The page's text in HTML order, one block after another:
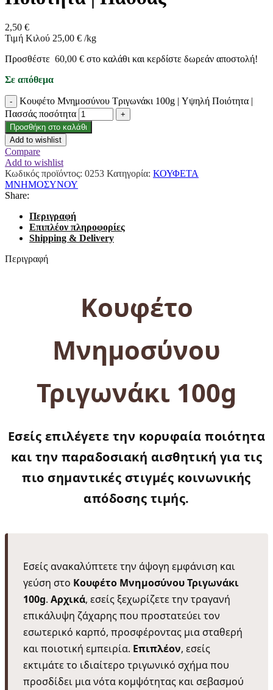
2,50 €
Τιμή Κιλού 25,00 € /kg
Προσθέστε 60,00 € στο καλάθι και κερδίστε δωρεάν αποστολή!
Σε απόθεμα
Κουφέτο Μνημοσύνου Τριγωνάκι 100g | Υψηλή Ποιότητα |
Πασσάς ποσότητα
Προσθήκη στο καλάθι
Add to wishlist
Compare
Add to wishlist
Κωδικός προϊόντος: 0253 Κατηγορία: ΚΟΥΦΕΤΑ
ΜΝΗΜΟΣΥΝΟΥ
Share:
Περιγραφή
Επιπλέον πληροφορίες
Shipping & Delivery
Περιγραφή
Κουφέτο
Μνημοσύνου
Τριγωνάκι 100g
Εσείς επιλέγετε την κορυφαία ποιότητα
και την παραδοσιακή αισθητική για τις
πιο σημαντικές στιγμές κοινωνικής
απόδοσης τιμής.
Εσείς ανακαλύπτετε την άψογη εμφάνιση και
γεύση στο Κουφέτο Μνημοσύνου Τριγωνάκι
100g. Αρχικά, εσείς ξεχωρίζετε την τραγανή
επικάλυψη ζάχαρης που προστατεύει τον
εσωτερικό καρπό, προσφέροντας μια σταθερή
και ποιοτική εμπειρία. Επιπλέον, εσείς
εκτιμάτε το ιδιαίτερο τριγωνικό σχήμα που
προσδίδει μια νότα κομψότητας και σεβασμού